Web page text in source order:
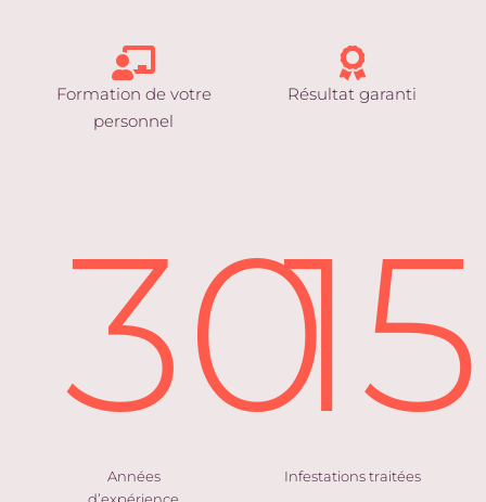
Formation de votre
personnel
Résultat garanti
30
Années
d’expérience
Infestations traitées